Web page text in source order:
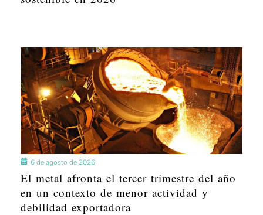
6 de agosto de 2026
El metal afronta el tercer trimestre del año
en un contexto de menor actividad y
debilidad exportadora